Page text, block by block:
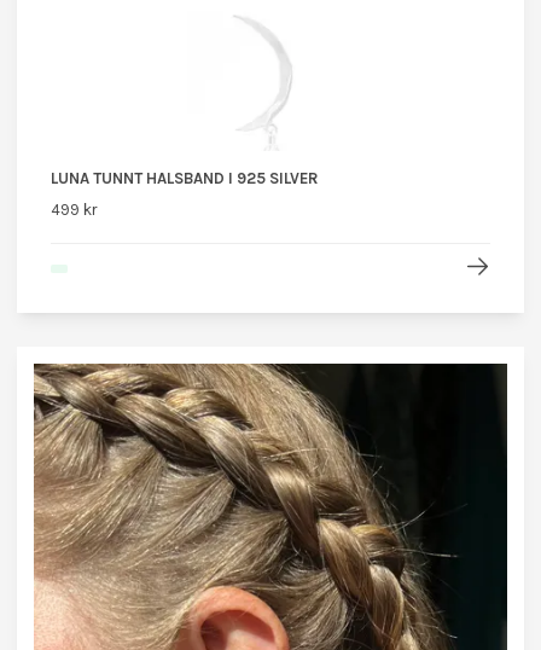
LUNA TUNNT HALSBAND I 925 SILVER
499 kr